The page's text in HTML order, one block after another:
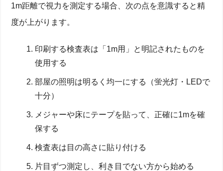
1m距離で視力を測定する場合、次の点を意識すると精
度が上がります。
印刷する検査表は「1m用」と明記されたものを
使用する
部屋の照明は明るく均一にする（蛍光灯・LEDで
十分）
メジャーや床にテープを貼って、正確に1mを確
保する
検査表は目の高さに貼り付ける
片目ずつ測定し、利き目でない方から始める